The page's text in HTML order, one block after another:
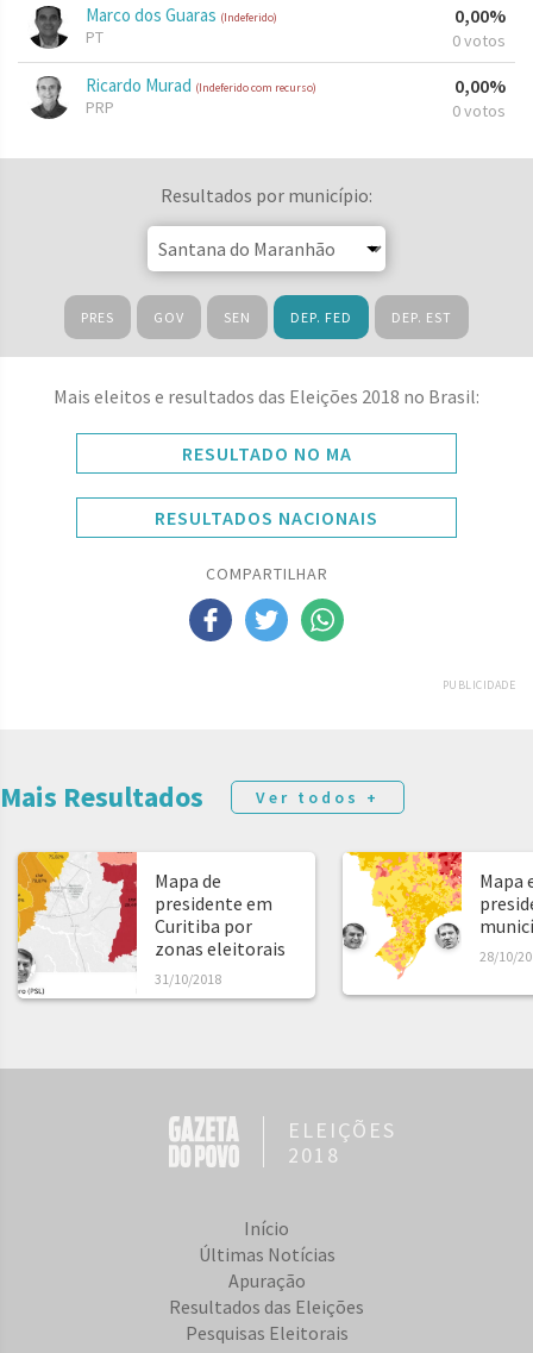
Marco dos Guaras (Indeferido)
PT
0,00%
0 votos
Ricardo Murad (Indeferido com recurso)
PRP
0,00%
0 votos
Resultados por município:
PRES GOV SEN DEP. FED DEP. EST
Mais eleitos e resultados das Eleições 2018 no Brasil:
RESULTADO NO MA
RESULTADOS NACIONAIS
COMPARTILHAR
PUBLICIDADE
Mais Resultados Ver todos +
Mapa de
presidente em
Curitiba por
zonas eleitorais
31/10/2018
Mapa
28/10/
ELEIÇÕES
2018
Início
Últimas Notícias
Apuração
Resultados das Eleições
Pesquisas Eleitorais